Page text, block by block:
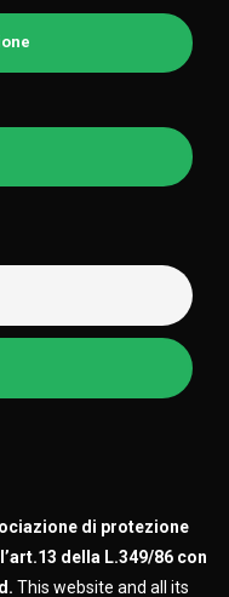
di protezione
della L.349/86 con
This website and all its